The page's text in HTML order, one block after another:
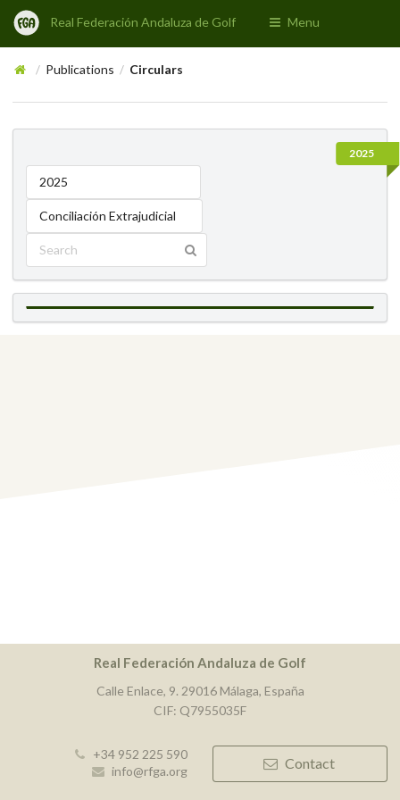
Real Federación Andaluza de Golf Menu
/ Publications / Circulars
2025
2025
Conciliación Extrajudicial
Real Federación Andaluza de Golf
Calle Enlace, 9. 29016 Málaga, España
CIF: Q7955035F
+34 952 225 590
info@rfga.org
Contact